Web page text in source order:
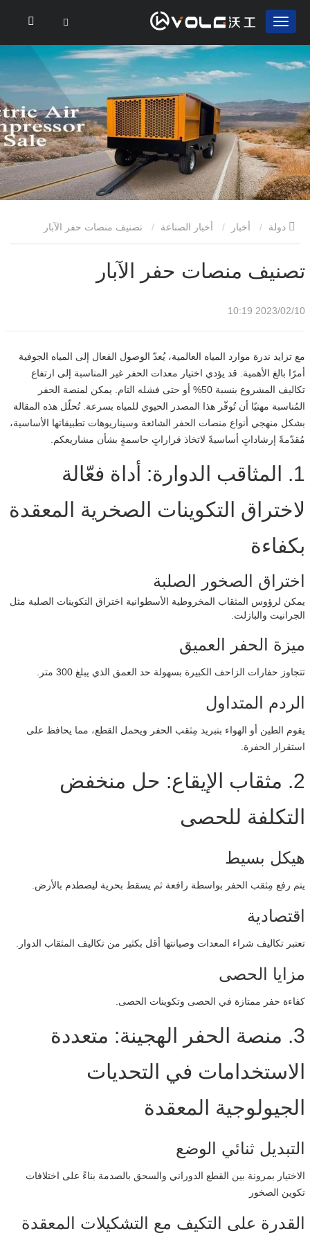
أخبار أخبار الصناعة
تصنيف منصات حفر الآبار
2023/02/10 10:19
مع تزايد ندرة موارد المياه العالمية، يُعدّ الوصول الفعال إلى المياه الجوفية
أمرًا بالغ الأهمية. قد يؤدي اختيار معدات الحفر غير المناسبة إلى ارتفاع
تكاليف المشروع بنسبة 50% أو حتى فشله التام. يمكن لمنصة الحفر
المُناسبة مهنيًا أن تُوفّر هذا المصدر الحيوي للمياه بسرعة. تُحلّل هذه المقالة
بشكل منهجي أنواع منصات الحفر الشائعة وسيناريوهات تطبيقاتها الأساسية،
مُقدّمةً إرشاداتٍ أساسيةً لاتخاذ قراراتٍ حاسمةٍ بشأن مشاريعكم.
1. المثاقب الدوارة: أداة فعّالة
لاختراق التكوينات الصخرية المعقدة
بكفاءة
اختراق الصخور الصلبة
يمكن لرؤوس المثقاب المخروطية الأسطوانية اختراق التكوينات الصلبة مثل
الجرانيت والبازلت.
ميزة الحفر العميق
تتجاوز حفارات الزاحف الكبيرة بسهولة حد العمق الذي يبلغ 300 متر.
الردم المتداول
يقوم الطين أو الهواء بتبريد مِثقب الحفر ويحمل القطع، مما يحافظ على
استقرار الحفرة.
2. مثقاب الإيقاع: حل منخفض
التكلفة للحصى
هيكل بسيط
يتم رفع مِثقب الحفر بواسطة رافعة ثم يسقط بحرية ليصطدم بالأرض.
اقتصادية
تعتبر تكاليف شراء المعدات وصيانتها أقل بكثير من تكاليف المثقاب الدوار.
مزايا الحصى
كفاءة حفر ممتازة في الحصى وتكوينات الحصى.
3. منصة الحفر الهجينة: متعددة
الاستخدامات في التحديات
الجيولوجية المعقدة
التبديل ثنائي الوضع
الاختيار بمرونة بين القطع الدوراني والسحق بالصدمة بناءً على اختلافات
تكوين الصخور
القدرة على التكيف مع التشكيلات المعقدة